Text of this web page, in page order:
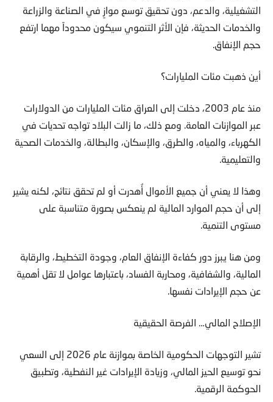
التشغيلية، والدعم، دون تحقيق توسع موازٍ في الصناعة والزراعة
والخدمات الحديثة، فإن الأثر التنموي سيكون محدوداً مهما ارتفع
حجم الإنفاق.
أين ذهبت مئات المليارات؟
منذ عام 2003، دخلت إلى العراق مئات المليارات من الدولارات
عبر الموازنات العامة. ومع ذلك، ما زالت البلاد تواجه تحديات في
الكهرباء، والمياه، والطرق، والإسكان، والبطالة، والخدمات الصحية
والتعليمية.
وهذا لا يعني أن جميع الأموال أُهدرت أو لم تحقق نتائج، لكنه يشير
إلى أن حجم الموارد المالية لم ينعكس بصورة متناسبة على
مستوى التنمية.
ومن هنا يبرز دور كفاءة الإنفاق العام، وجودة التخطيط، والرقابة
المالية، والشفافية، ومحاربة الفساد، باعتبارها عوامل لا تقل أهمية
عن حجم الإيرادات نفسها.
الإصلاح المالي… الفرصة الحقيقية
تشير التوجهات الحكومية الخاصة بموازنة عام 2026 إلى السعي
نحو توسيع الحيز المالي، وزيادة الإيرادات غير النفطية، وتطبيق
الحوكمة الرقمية.